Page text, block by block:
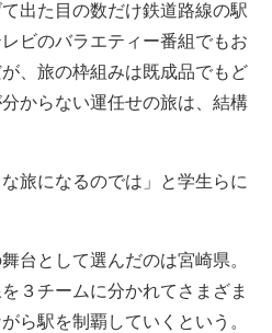
出た目の数だけ鉄道路線の駅
ビのバラエティー番組でもお
、旅の枠組みは既成品でもど
からない運任せの旅は、結構
旅になるのでは」と学生らに
台として選んだのは宮崎県。
３チームに分かれてさまざま
ら駅を制覇していくという。